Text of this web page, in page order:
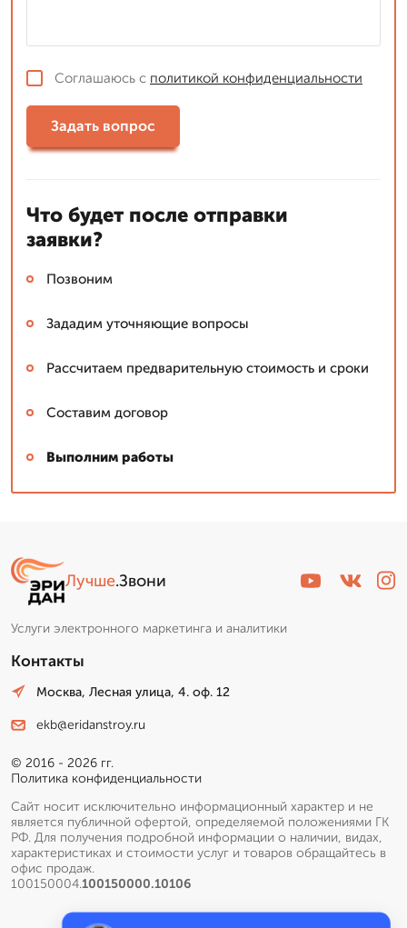
Соглашаюсь с политикой конфиденциальности
Задать вопрос
Что будет после отправки
заявки?
Позвоним
Зададим уточняющие вопросы
Рассчитаем предварительную стоимость и сроки
Составим договор
Выполним работы
Лучше.Звони
Услуги электронного маркетинга и аналитики
Контакты
Москва, Лесная улица, 4. оф. 12
ekb@eridanstroy.ru
© 2016 - 2026 гг.
Политика конфиденциальности
Сайт носит исключительно информационный характер и не
является публичной офертой, определяемой положениями ГК
РФ. Для получения подробной информации о наличии, видах,
характеристиках и стоимости услуг и товаров обращайтесь в
офис продаж.
100150004.100150000.10106